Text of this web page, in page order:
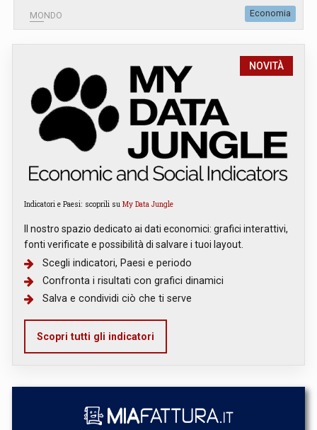
MONDO Economia
NOVITÀ
Indicatori e Paesi: scoprili su My Data Jungle
Il nostro spazio dedicato ai dati economici: grafici interattivi,
fonti verificate e possibilità di salvare i tuoi layout.
Scegli indicatori, Paesi e periodo
Confronta i risultati con grafici dinamici
Salva e condividi ciò che ti serve
Scopri tutti gli indicatori